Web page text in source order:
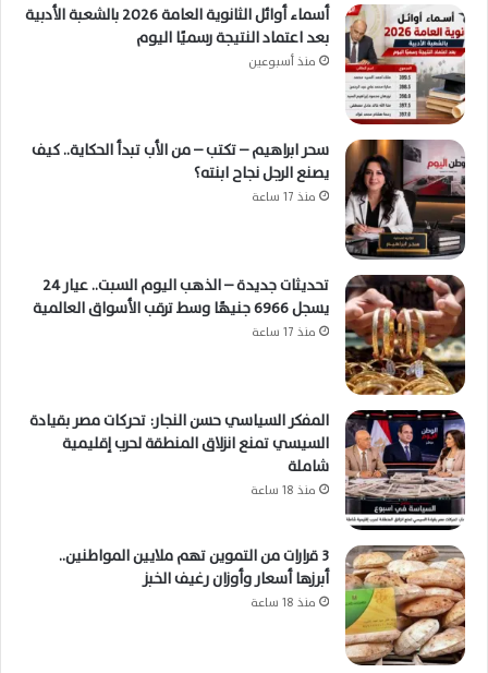
أسماء أوائل الثانوية العامة 2026 بالشعبة الأدبية
بعد اعتماد النتيجة رسميًا اليوم
منذ أسبوعين
سحر ابراهيم – تكتب – من الأب تبدأ الحكاية.. كيف
يصنع الرجل نجاح ابنته؟
منذ 17 ساعة
تحديثات جديدة – الذهب اليوم السبت.. عيار 24
يسجل 6966 جنيهًا وسط ترقب الأسواق العالمية
منذ 17 ساعة
المفكر السياسي حسن النجار: تحركات مصر بقيادة
السيسي تمنع انزلاق المنطقة لحرب إقليمية
شاملة
منذ 18 ساعة
3 قرارات من التموين تهم ملايين المواطنين..
أبرزها أسعار وأوزان رغيف الخبز
منذ 18 ساعة